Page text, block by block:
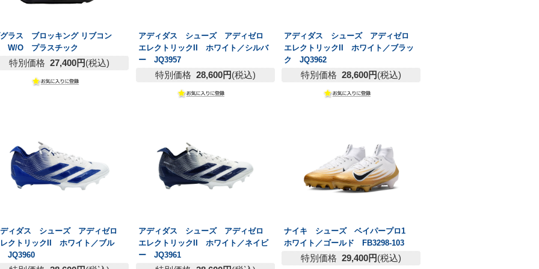
ラス ブロッキング リブコン
W/O プラスチック
特別価格 27,400円(税込)
アディダス シューズ アディゼロ
エレクトリックII ホワイト／シルバ
ー JQ3957
特別価格 28,600円(税込)
アディダス シューズ アディゼロ
エレクトリックII ホワイト／ブラッ
ク JQ3962
特別価格 28,600円(税込)
ィダス シューズ アディゼロ
クトリックII ホワイト／ブル
JQ3960
アディダス シューズ アディゼロ
エレクトリックII ホワイト／ネイビ
ー JQ3961
ナイキ シューズ ベイパープロ1
ホワイト／ゴールド FB3298-103
特別価格 29,400円(税込)